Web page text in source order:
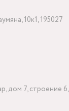
10к1, 195027
дом 7, строение 6,